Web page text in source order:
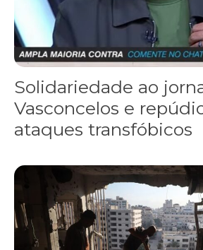
Solidariedade ao
Vasconcelos e
ataques transfóbicos
“Funeral para toda Gaza” — enquanto